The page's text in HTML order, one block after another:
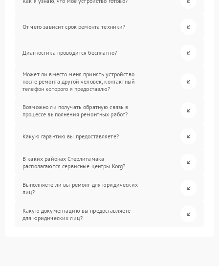
От чего зависит срок ремонта техники?
Диагностика проводится бесплатно?
Может ли вместо меня принять устройство
после ремонта другой человек, контактный
телефон которого я предоставлю?
Возможно ли получать обратную связь в
процессе выполнения ремонтных работ?
Какую гарантию вы предоставляете?
В каких районах Стерлитамака
располагаются сервисные центры Korg?
Выполняете ли вы ремонт для юридических
лиц?
Какую документацию вы предоставляете
для юридических лиц?